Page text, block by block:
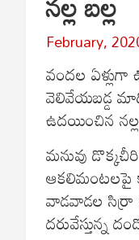
February,
వందల
వెలివేయబడ్డ
ఉదయించిన
మనువు డొక్కచీరి
వాడవాడల సిర్రా
దరువేస్తున్న